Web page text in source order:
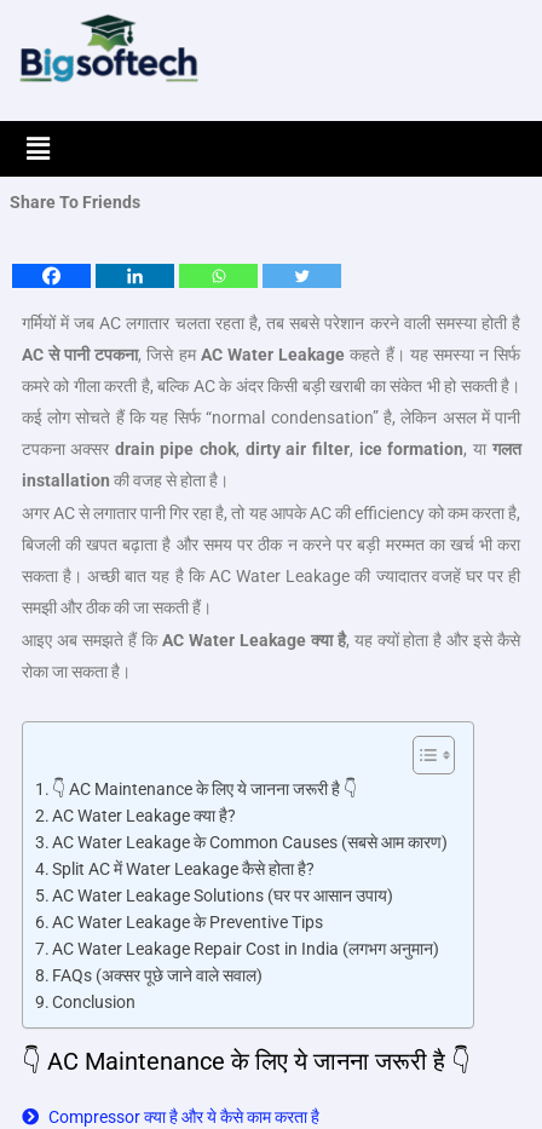
content
Menu
Share To Friends
गर्मियों में जब AC लगातार चलता रहता है, तब सबसे परेशान करने वाली समस्या होती है
AC से पानी टपकना, जिसे हमAC Water Leakage कहते हैं। यह समस्या न सिर्फ
कमरे को गीला करती है, बल्कि AC के अंदर किसी बड़ी खराबी का संकेत भी हो सकती है।
कई लोग सोचते हैं कि यह सिर्फ “normal condensation” है, लेकिन असल में पानी
टपकना अक्सर drain pipe chok, dirty air filter, ice formation, या गलत
installation की वजह से होता है।
अगर AC से लगातार पानी गिर रहा है, तो यह आपके AC की efficiency को कम करता है,
बिजली की खपत बढ़ाता है और समय पर ठीक न करने पर बड़ी मरम्मत का खर्च भी करा
सकता है। अच्छी बात यह है कि AC Water Leakage की ज्यादातर वजहें घर पर ही
समझी और ठीक की जा सकती हैं।
आइए अब समझते हैं किAC Water Leakage क्या है, यह क्यों होता है और इसे कैसे
रोका जा सकता है।
👇 AC Maintenance के लिए ये जानना जरूरी है 👇
AC Water Leakage क्या है?
AC Water Leakage के Common Causes (सबसे आम कारण)
Split AC में Water Leakage कैसे होता है?
AC Water Leakage Solutions (घर पर आसान उपाय)
AC Water Leakage के Preventive Tips
AC Water Leakage Repair Cost in India (लगभग अनुमान)
FAQs (अक्सर पूछे जाने वाले सवाल)
Conclusion
👇 AC Maintenance के लिए ये जानना जरूरी है 👇
Compressor क्या है और ये कैसे काम करता है